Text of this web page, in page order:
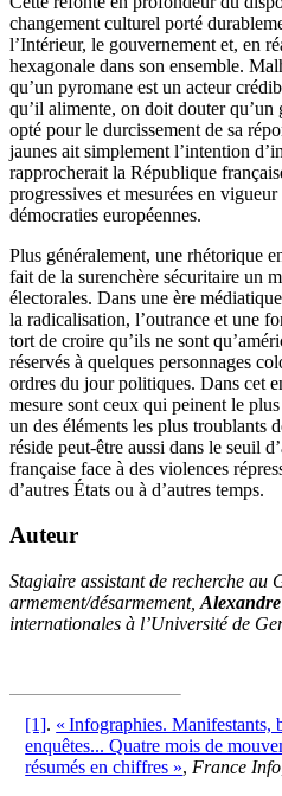
changement culturel porté
l’Intérieur, le gouvernement et, en
hexagonale dans son ensemble.
qu’un pyromane est un acteur
qu’il alimente, on doit douter
opté pour le durcissement de sa
jaunes ait simplement l’intention
rapprocherait la République
progressives et mesurées en
démocraties européennes.
Plus généralement, une rhétorique
fait de la surenchère sécuritaire un
électorales. Dans une ère
la radicalisation, l’outrance et une
tort de croire qu’ils ne sont
réservés à quelques personnages
ordres du jour politiques. Dans cet
mesure sont ceux qui peinent le
un des éléments les plus troublants
réside peut-être aussi dans le seuil
française face à des violences
d’autres États ou à d’autres temps.
Auteur
Stagiaire assistant de recherche au
armement/désarmement,
internationales à l’Université de
[1]. « Infographies. Manifestants,
enquêtes... Quatre mois de
résumés en chiffres », France Info